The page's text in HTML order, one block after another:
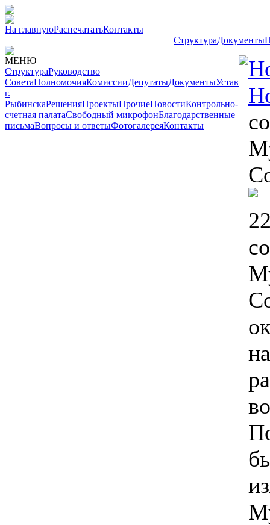
На главнуюРаспечататьКонтакты
СтруктураДокументы
МЕНЮ
СтруктураРуководство
СоветаПолномочияКомиссииДепутатыДокументыУстав
г.
РыбинскаРешенияПроектыПрочиеНовостиКонтрольно-
счетная палатаСвободный микрофонБлагодарственные
письмаВопросы и ответыФотогалереяКонтакты